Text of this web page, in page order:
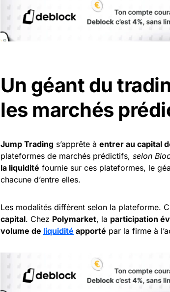
Un géant du
les marchés
Jump Trading s’apprête à entrer au capital
plateformes de marchés prédictifs, selon
la liquidité fournie sur ces plateformes, le
chacune d’entre elles.
Les modalités diffèrent selon la plateforme.
capital. Chez Polymarket, la participation
volume de liquidité apporté par la firme à